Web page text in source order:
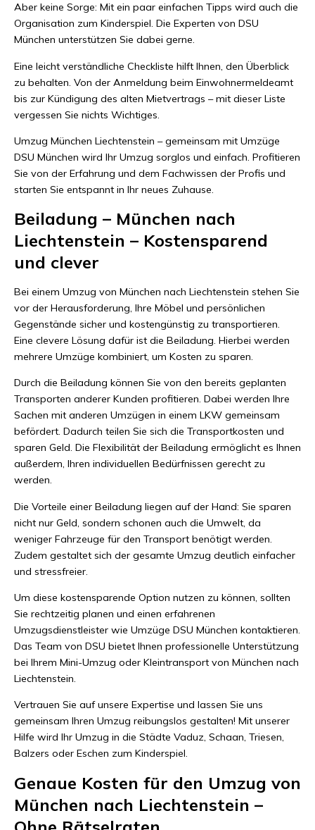
Aber keine Sorge: Mit ein paar einfachen Tipps wird auch die
Organisation zum Kinderspiel. Die Experten von DSU
München unterstützen Sie dabei gerne.
Eine leicht verständliche Checkliste hilft Ihnen, den Überblick
zu behalten. Von der Anmeldung beim Einwohnermeldeamt
bis zur Kündigung des alten Mietvertrags – mit dieser Liste
vergessen Sie nichts Wichtiges.
Umzug München Liechtenstein – gemeinsam mit Umzüge
DSU München wird Ihr Umzug sorglos und einfach. Profitieren
Sie von der Erfahrung und dem Fachwissen der Profis und
starten Sie entspannt in Ihr neues Zuhause.
Beiladung – München nach
Liechtenstein – Kostensparend
und clever
Bei einem Umzug von München nach Liechtenstein stehen Sie
vor der Herausforderung, Ihre Möbel und persönlichen
Gegenstände sicher und kostengünstig zu transportieren.
Eine clevere Lösung dafür ist die Beiladung. Hierbei werden
mehrere Umzüge kombiniert, um Kosten zu sparen.
Durch die Beiladung können Sie von den bereits geplanten
Transporten anderer Kunden profitieren. Dabei werden Ihre
Sachen mit anderen Umzügen in einem LKW gemeinsam
befördert. Dadurch teilen Sie sich die Transportkosten und
sparen Geld. Die Flexibilität der Beiladung ermöglicht es Ihnen
außerdem, Ihren individuellen Bedürfnissen gerecht zu
werden.
Die Vorteile einer Beiladung liegen auf der Hand: Sie sparen
nicht nur Geld, sondern schonen auch die Umwelt, da
weniger Fahrzeuge für den Transport benötigt werden.
Zudem gestaltet sich der gesamte Umzug deutlich einfacher
und stressfreier.
Um diese kostensparende Option nutzen zu können, sollten
Sie rechtzeitig planen und einen erfahrenen
Umzugsdienstleister wie Umzüge DSU München kontaktieren.
Das Team von DSU bietet Ihnen professionelle Unterstützung
bei Ihrem Mini-Umzug oder Kleintransport von München nach
Liechtenstein.
Vertrauen Sie auf unsere Expertise und lassen Sie uns
gemeinsam Ihren Umzug reibungslos gestalten! Mit unserer
Hilfe wird Ihr Umzug in die Städte Vaduz, Schaan, Triesen,
Balzers oder Eschen zum Kinderspiel.
Genaue Kosten für den Umzug von
München nach Liechtenstein –